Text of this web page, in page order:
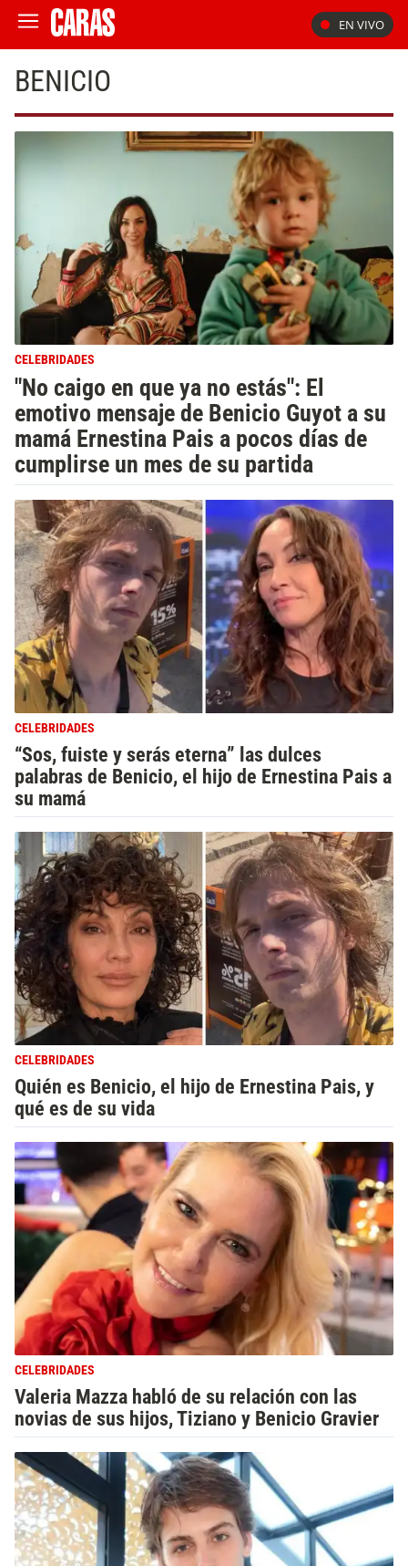
EN VIVO
BENICIO
CELEBRIDADES
"No caigo en que ya no estás": El
emotivo mensaje de Benicio Guyot a su
mamá Ernestina Pais a pocos días de
cumplirse un mes de su partida
CELEBRIDADES
“Sos, fuiste y serás eterna” las dulces
palabras de Benicio, el hijo de Ernestina Pais a
su mamá
CELEBRIDADES
Quién es Benicio, el hijo de Ernestina Pais, y
qué es de su vida
CELEBRIDADES
Valeria Mazza habló de su relación con las
novias de sus hijos, Tiziano y Benicio Gravier